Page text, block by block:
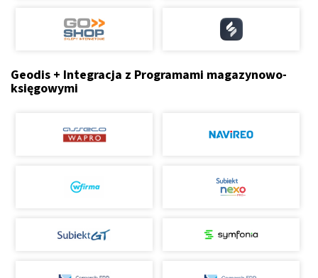
Geodis + Integracja z Programami magazynowo-
księgowymi